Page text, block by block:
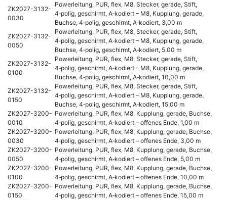
ZK2027-3132-
0030
Powerleitung, PUR, flex, M8, Stecker, gerade, Stift,
4‑polig, geschirmt, A‑kodiert – M8, Kupplung, gerade,
Buchse, 4‑polig, geschirmt, A‑kodiert, 3,00 m
ZK2027-3132-
0050
Powerleitung, PUR, flex, M8, Stecker, gerade, Stift,
4‑polig, geschirmt, A‑kodiert – M8, Kupplung, gerade,
Buchse, 4‑polig, geschirmt, A‑kodiert, 5,00 m
ZK2027-3132-
0100
Powerleitung, PUR, flex, M8, Stecker, gerade, Stift,
4‑polig, geschirmt, A‑kodiert – M8, Kupplung, gerade,
Buchse, 4‑polig, geschirmt, A‑kodiert, 10,00 m
ZK2027-3132-
0150
Powerleitung, PUR, flex, M8, Stecker, gerade, Stift,
4‑polig, geschirmt, A‑kodiert – M8, Kupplung, gerade,
Buchse, 4‑polig, geschirmt, A‑kodiert, 15,00 m
ZK2027-3200-
0010
Powerleitung, PUR, flex, M8, Kupplung, gerade, Buchse,
4‑polig, geschirmt, A‑kodiert – offenes Ende, 1,00 m
ZK2027-3200-
0030
Powerleitung, PUR, flex, M8, Kupplung, gerade, Buchse,
4‑polig, geschirmt, A‑kodiert – offenes Ende, 3,00 m
ZK2027-3200-
0050
Powerleitung, PUR, flex, M8, Kupplung, gerade, Buchse,
4‑polig, geschirmt, A‑kodiert – offenes Ende, 5,00 m
ZK2027-3200-
0100
Powerleitung, PUR, flex, M8, Kupplung, gerade, Buchse,
4‑polig, geschirmt, A‑kodiert – offenes Ende, 10,00 m
ZK2027-3200-
0150
Powerleitung, PUR, flex, M8, Kupplung, gerade, Buchse,
4‑polig, geschirmt, A‑kodiert – offenes Ende, 15,00 m